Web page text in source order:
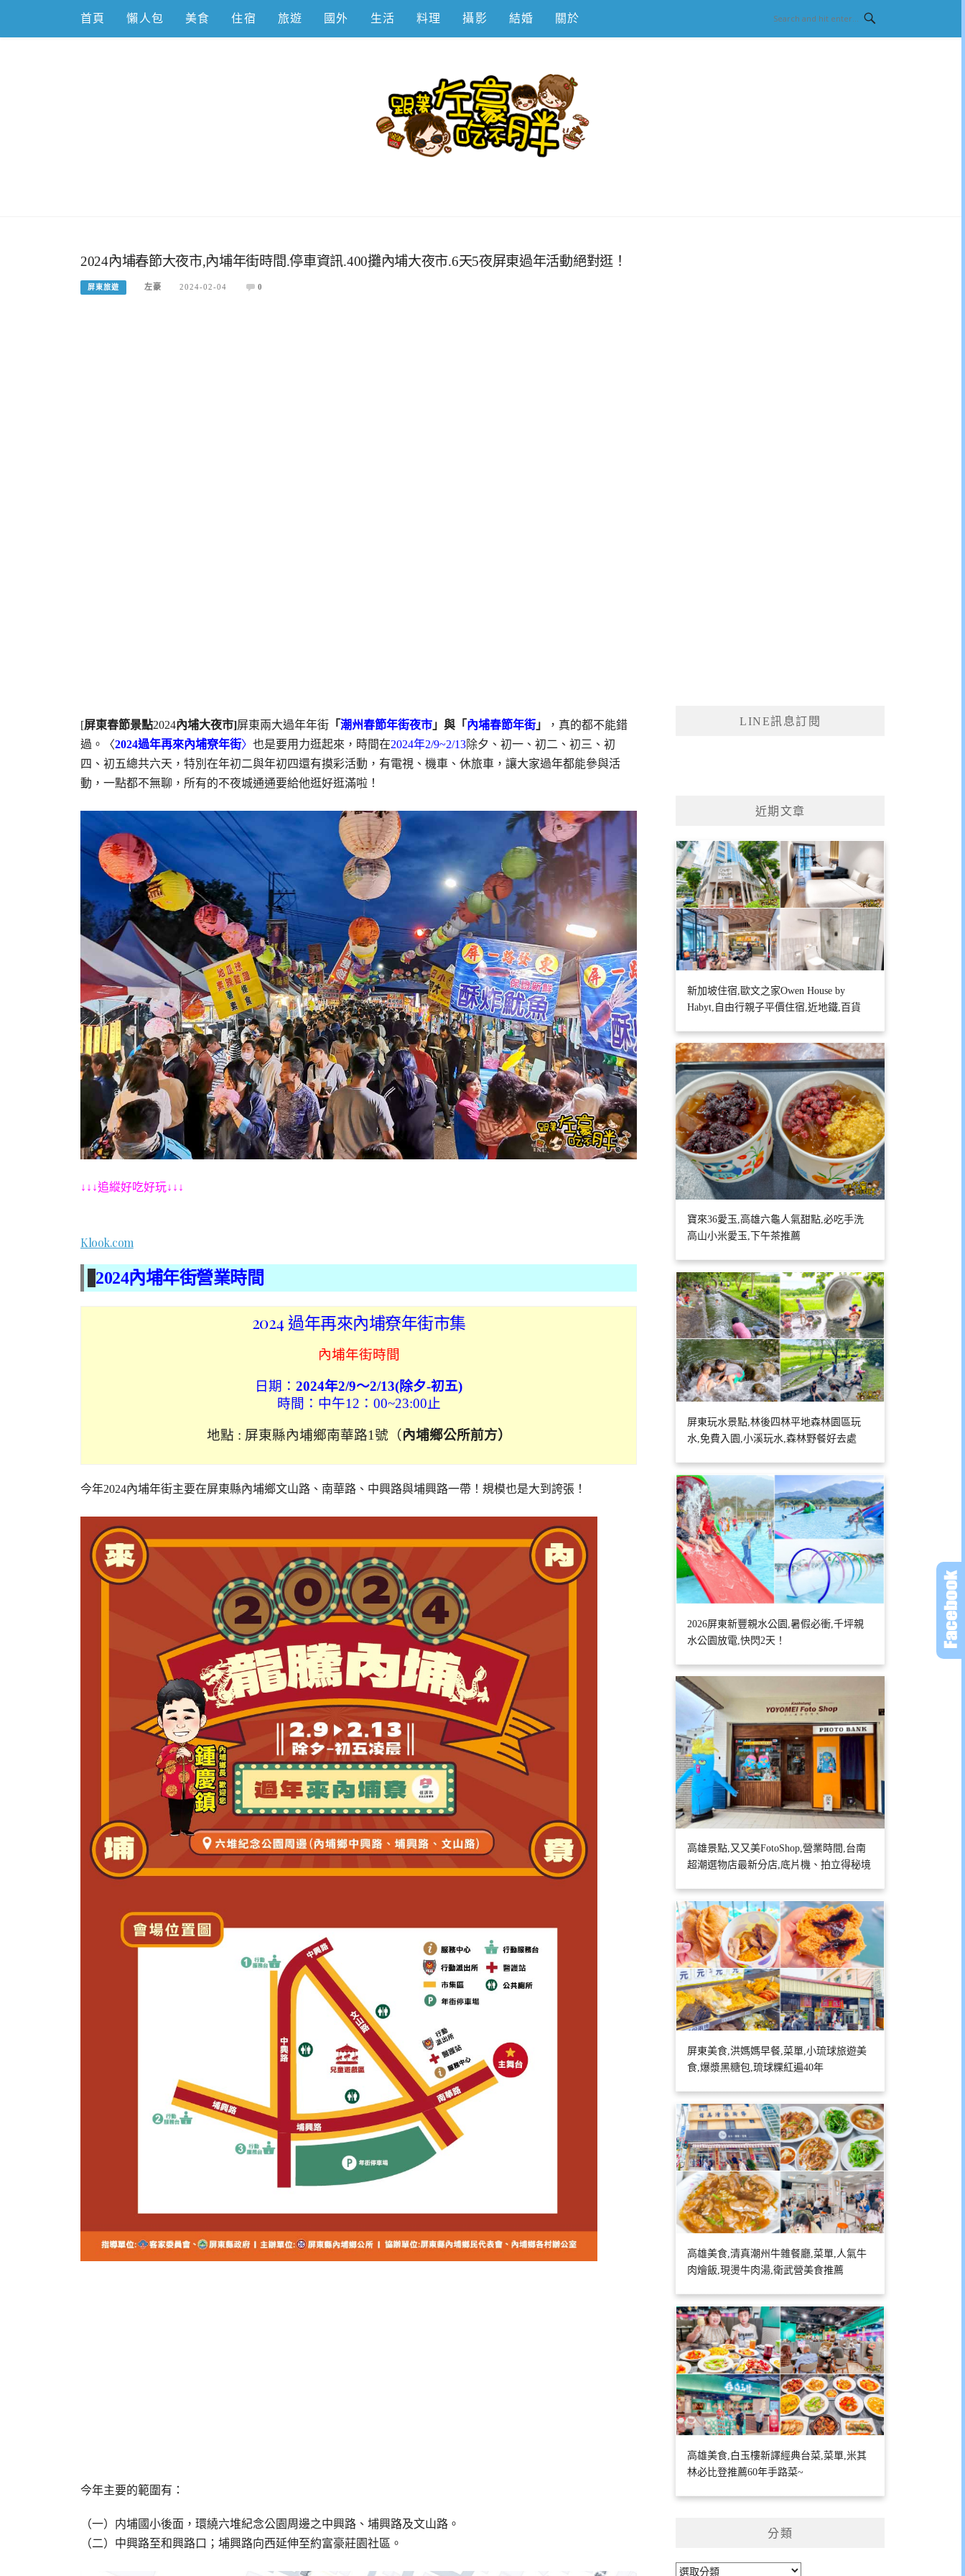
content
首頁 懶人包 美食 住宿 旅遊 國外 生活 料理 攝影 結婚 關於
2024內埔春節大夜市,內埔年街時間.停車資訊.400攤內埔大夜市.6天5夜屏東過年活動絕對逛！
屏東旅遊 左豪 2024-02-04 0
[屏東春節景點2024內埔大夜市]屏東兩大過年年街 「潮州春節年街夜市 」與「 內埔春節年街 」
，真的都不能錯
過。〈2024過年再來內埔尞年街〉 也是要用力逛起來，時間在2024年2/9~2/13除夕、初一、初二、初三、初
四、初五總共六天，特別在年初二與年初四還有摸彩活動，有電視、機車、休旅車，讓大家過年都能參與活
動，一點都不無聊，所有的不夜城通通要給他逛好逛滿啦！
↓↓↓追縱好吃好玩↓↓↓
Klook.com
2024內埔年街營業時間
2024 過年再來內埔尞年街市集
內埔年街時間
日期： 2024年2/9～2/13(除夕-初五)
時間：中午12：00~23:00止
地點 : 屏東縣內埔鄉南華路1號（內埔鄉公所前方）
今年2024內埔年街主要在屏東縣內埔鄉文山路、南華路、中興路與埔興路一帶！規模也是大到誇張！
今年主要的範圍有：
（一）内埔國小後面，環繞六堆紀念公園周邊之中興路、埔興路及文山路。
（二）中興路至和興路口；埔興路向西延伸至約富豪莊園社區。
LINE訊息訂閱
近期文章
新加坡住宿,歐文之家Owen House by
Habyt,自由行親子平價住宿,近地鐵,百貨
寶來36愛玉,高雄六龜人氣甜點,必吃手洗
高山小米愛玉,下午茶推薦
屏東玩水景點,林後四林平地森林園區玩
水,免費入園,小溪玩水,森林野餐好去處
2026屏東新豐親水公園,暑假必衝,千坪親
水公園放電,快閃2天！
高雄景點,又又美FotoShop,營業時間,台南
超潮選物店最新分店,底片機、拍立得秘境
屏東美食,洪媽媽早餐,菜單,小琉球旅遊美
食,爆漿黑糖包,琉球粿紅遍40年
高雄美食,清真潮州牛雜餐廳,菜單,人氣牛
肉燴飯,現燙牛肉湯,衛武營美食推薦
高雄美食,白玉樓新譯經典台菜,菜單,米其
林必比登推薦60年手路菜~
分類
分